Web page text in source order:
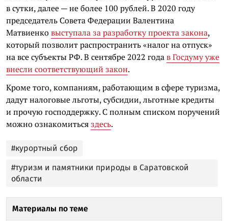
в сутки, далее — не более 100 рублей. В 2020 году
председатель Совета Федерации Валентина
Матвиенковыступала за разработку проекта закона,
который позволит распространить «налог на отпуск»
на все субъекты РФ. В сентябре 2022 годав Госдуму уже
внесли соответствующий закон.
Кроме того, компаниям, работающим в сфере туризма,
дадут налоговые льготы, субсидии, льготные кредиты
и прочую господдержку. С полным списком поручений
можно ознакомиться здесь.
#курортный сбор
#туризм и памятники природы в Саратовской
области
Материалы по теме